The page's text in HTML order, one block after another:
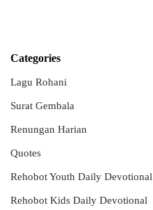
Categories
Lagu Rohani
Surat Gembala
Renungan Harian
Quotes
Rehobot Youth Daily Devotional
Rehobot Kids Daily Devotional